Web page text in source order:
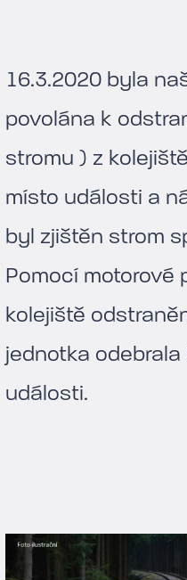
16.3.2020 byla
povolána k
stromu ) z
místo události a
byl zjištěn strom
Pomocí motorové
kolejiště
jednotka
události.